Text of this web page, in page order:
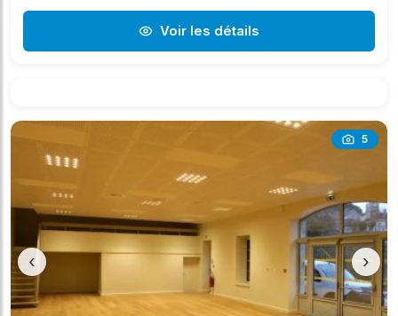
Voir les détails
5
‹ ›